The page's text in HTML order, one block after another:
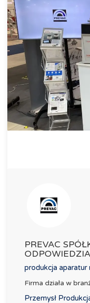
PREVAC
produkcja
Firma działa w
Przemysł